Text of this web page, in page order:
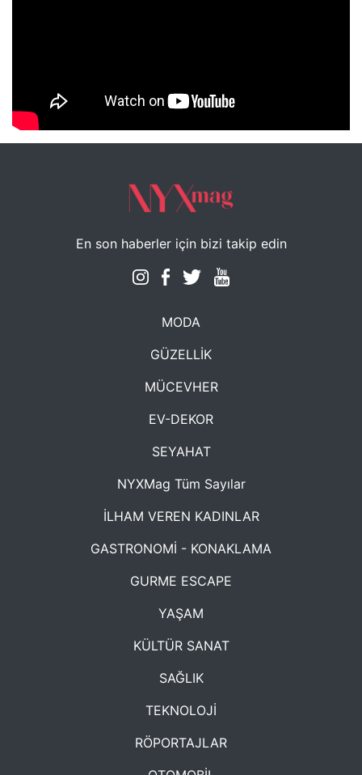
NYXmag 2. Yaş Kutlama Etkinliği
En son haberler için bizi takip edin
MODA
GÜZELLİK
MÜCEVHER
EV-DEKOR
SEYAHAT
NYXMag Tüm Sayılar
İLHAM VEREN KADINLAR
GASTRONOMİ - KONAKLAMA
GURME ESCAPE
YAŞAM
KÜLTÜR SANAT
SAĞLIK
TEKNOLOJİ
RÖPORTAJLAR